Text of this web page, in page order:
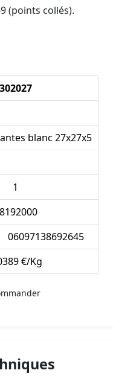
(points collés).
302027
blanc 27x27x5
1
06097138692645
€/Kg